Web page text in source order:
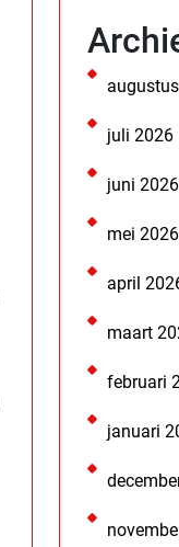
juli 2026
juni 2026
mei 2026
april
maart
februari
januari